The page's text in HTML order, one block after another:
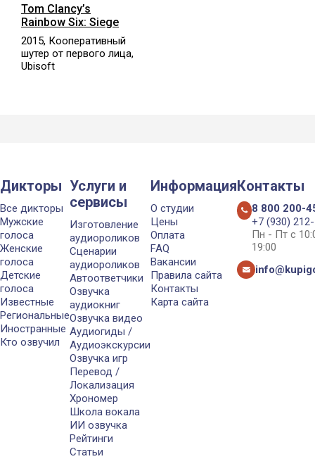
Tom Clancy’s
Rainbow Six: Siege
2015, Кооперативный
шутер от первого лица,
Ubisoft
Дикторы
Все дикторы
Мужские
голоса
Женские
голоса
Детские
голоса
Известные
Региональные
Иностранные
Кто озвучил
Услуги и
сервисы
Изготовление
аудиороликов
Сценарии
аудиороликов
Автоответчики
Озвучка
аудиокниг
Озвучка видео
Аудиогиды /
Аудиоэкскурсии
Озвучка игр
Перевод /
Локализация
Хрономер
Школа вокала
ИИ озвучка
Рейтинги
Статьи
Информация
О студии
Цены
Оплата
FAQ
Вакансии
Правила сайта
Контакты
Карта сайта
Контакты
8 800 200-
+7 (930)
Пн - Пт с
19:00